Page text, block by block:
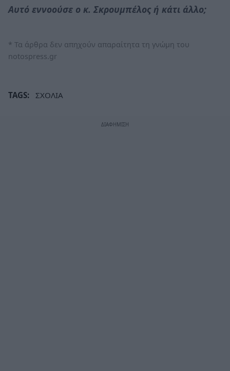
Αυτό εννοούσε ο κ. Σκρουμπέλος ή κάτι άλλο;
* Τα άρθρα δεν απηχούν απαραίτητα τη γνώμη του
notospress.gr
TAGS: ΣΧΟΛΙΑ